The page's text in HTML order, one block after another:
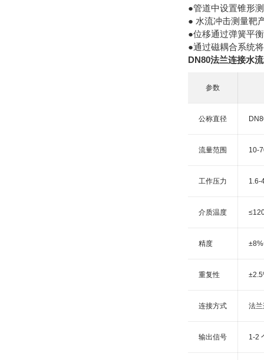
●管道中设置锥形
● 水流冲击测量靶
●位移通过弹簧平
●通过磁耦合系统
DN80法兰连接水
参数
公称直径
流量范围 10-
工作压力 1.6-
介质温度
精度
重复性
连接方式 法
输出信号 1-2